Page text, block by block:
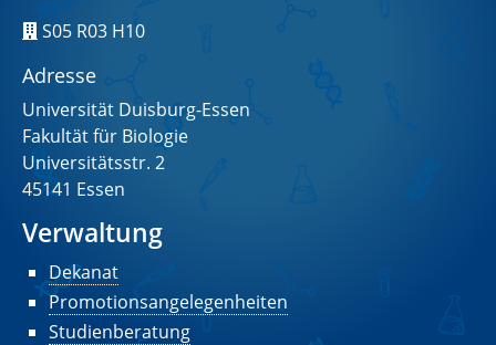
S05 R03 H10
Adresse
Universität Duisburg-Essen
Fakultät für Biologie
Universitätsstr. 2
45141 Essen
Verwaltung
Dekanat
Promotionsangelegenheiten
Studienberatung